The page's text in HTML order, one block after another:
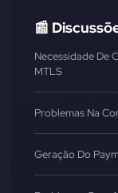
📰
Necessidade De
MTLS
Problemas Na
Geração Do